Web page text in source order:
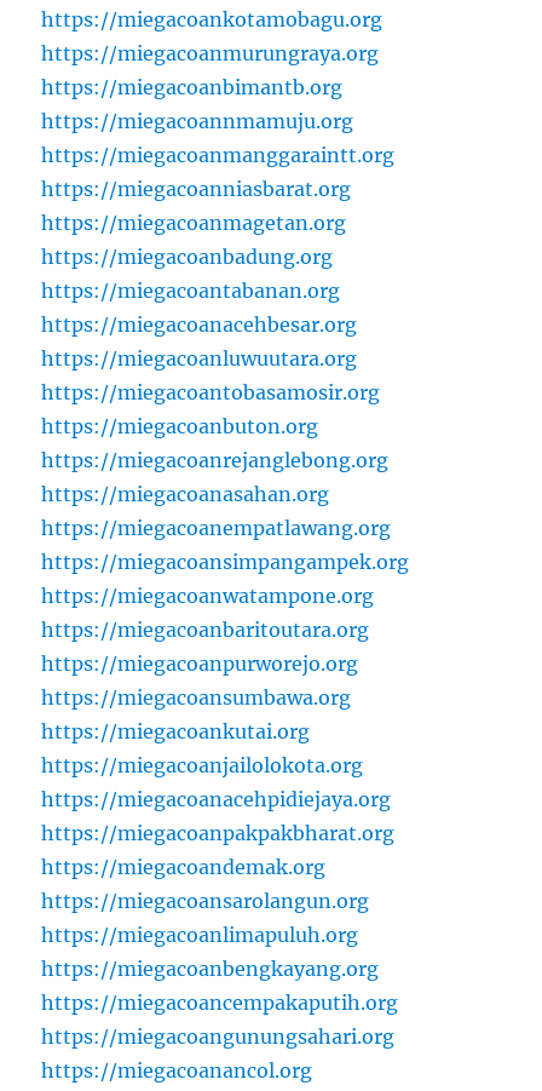
https://miegacoankotamobagu.org
https://miegacoanmurungraya.org
https://miegacoanbimantb.org
https://miegacoannmamuju.org
https://miegacoanmanggaraintt.org
https://miegacoanniasbarat.org
https://miegacoanmagetan.org
https://miegacoanbadung.org
https://miegacoantabanan.org
https://miegacoanacehbesar.org
https://miegacoanluwuutara.org
https://miegacoantobasamosir.org
https://miegacoanbuton.org
https://miegacoanrejanglebong.org
https://miegacoanasahan.org
https://miegacoanempatlawang.org
https://miegacoansimpangampek.org
https://miegacoanwatampone.org
https://miegacoanbaritoutara.org
https://miegacoanpurworejo.org
https://miegacoansumbawa.org
https://miegacoankutai.org
https://miegacoanjailolokota.org
https://miegacoanacehpidiejaya.org
https://miegacoanpakpakbharat.org
https://miegacoandemak.org
https://miegacoansarolangun.org
https://miegacoanlimapuluh.org
https://miegacoanbengkayang.org
https://miegacoancempakaputih.org
https://miegacoangunungsahari.org
https://miegacoanancol.org